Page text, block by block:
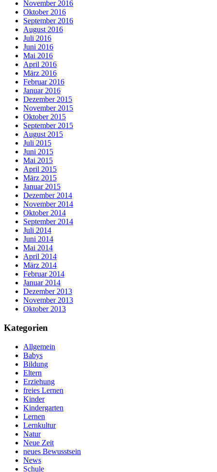
November 2016
Oktober 2016
September 2016
August 2016
Juli 2016
Juni 2016
Mai 2016
April 2016
März 2016
Februar 2016
Januar 2016
Dezember 2015
November 2015
Oktober 2015
September 2015
August 2015
Juli 2015
Juni 2015
Mai 2015
April 2015
März 2015
Januar 2015
Dezember 2014
November 2014
Oktober 2014
September 2014
Juli 2014
Juni 2014
Mai 2014
April 2014
März 2014
Februar 2014
Januar 2014
Dezember 2013
November 2013
Oktober 2013
Kategorien
Allgemein
Babys
Bildung
Eltern
Erziehung
freies Lernen
Kinder
Kindergarten
Lernen
Lernkultur
Natur
Neue Zeit
neues Bewusstsein
News
Schule